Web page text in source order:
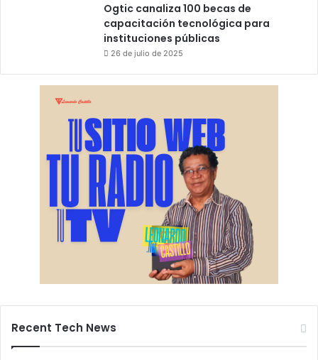
Ogtic canaliza 100 becas de
capacitación tecnológica para
instituciones públicas
26 de julio de 2025
Recent Tech News